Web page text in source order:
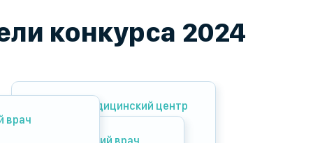
конкурса 2024
врач
Лучший медицинский центр